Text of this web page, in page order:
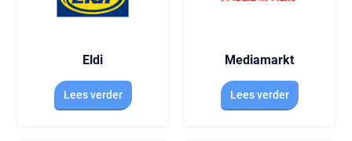
Eldi
Lees verder
Mediamarkt
Lees verder